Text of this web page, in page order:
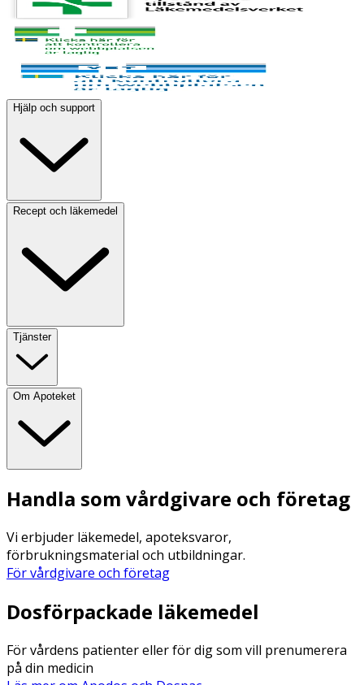
Hjälp och support
Recept och läkemedel
Tjänster
Om Apoteket
Handla som vårdgivare och företag
Vi erbjuder läkemedel, apoteksvaror,
förbrukningsmaterial och utbildningar.
För vårdgivare och företag
Dosförpackade läkemedel
För vårdens patienter eller för dig som vill prenumerera
på din medicin